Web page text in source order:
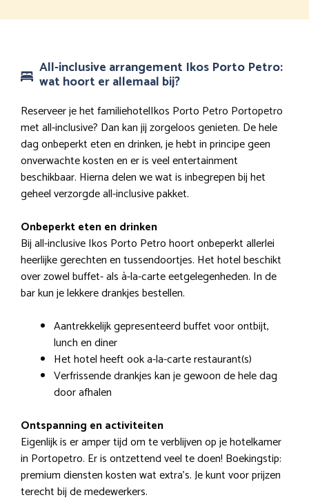
All-inclusive arrangement Ikos Porto Petro:
wat hoort er allemaal bij?
Reserveer je het familiehotelIkos Porto Petro Portopetro
met all-inclusive? Dan kan jij zorgeloos genieten. De hele
dag onbeperkt eten en drinken, je hebt in principe geen
onverwachte kosten en er is veel entertainment
beschikbaar. Hierna delen we wat is inbegrepen bij het
geheel verzorgde all-inclusive pakket.
Onbeperkt eten en drinken
Bij all-inclusive Ikos Porto Petro hoort onbeperkt allerlei
heerlijke gerechten en tussendoortjes. Het hotel beschikt
over zowel buffet- als à-la-carte eetgelegenheden. In de
bar kun je lekkere drankjes bestellen.
Aantrekkelijk gepresenteerd buffet voor ontbijt,
lunch en diner
Het hotel heeft ook a-la-carte restaurant(s)
Verfrissende drankjes kan je gewoon de hele dag
door afhalen
Ontspanning en activiteiten
Eigenlijk is er amper tijd om te verblijven op je hotelkamer
in Portopetro. Er is ontzettend veel te doen! Boekingstip:
premium diensten kosten wat extra’s. Je kunt voor prijzen
terecht bij de medewerkers.